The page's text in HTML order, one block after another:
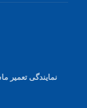
نمایندگی